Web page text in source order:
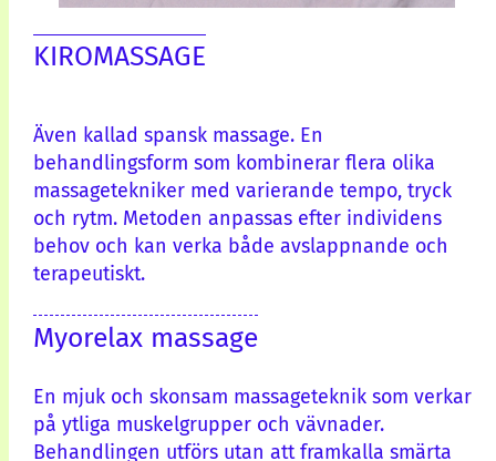
KIROMASSAGE
Även kallad spansk massage. En
behandlingsform som kombinerar flera olika
massagetekniker med varierande tempo, tryck
och rytm. Metoden anpassas efter individens
behov och kan verka både avslappnande och
terapeutiskt.
Myorelax massage
En mjuk och skonsam massageteknik som verkar
på ytliga muskelgrupper och vävnader.
Behandlingen utförs utan att framkalla smärta